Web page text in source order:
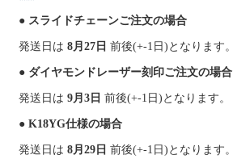
● スライドチェーンご注文の場合
発送日は 8月27日 前後(+-1日)となります。
● ダイヤモンドレーザー刻印ご注文の場合
発送日は 9月3日 前後(+-1日)となります。
● K18YG仕様の場合
発送日は 8月29日 前後(+-1日)となります。